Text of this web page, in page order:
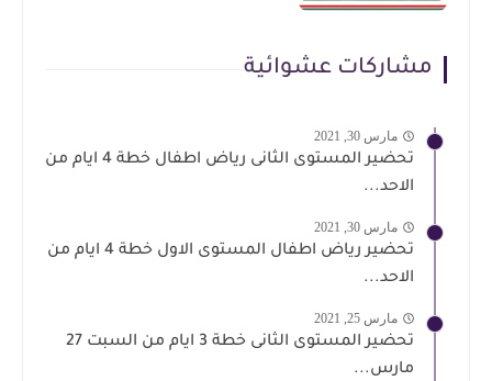
مشاركات عشوائية
مارس 30, 2021
تحضير المستوى الثانى رياض اطفال خطة 4 ايام من
الاحد...
مارس 30, 2021
تحضير رياض اطفال المستوى الاول خطة 4 ايام من
الاحد...
مارس 25, 2021
تحضير المستوى الثانى خطة 3 ايام من السبت 27
مارس...